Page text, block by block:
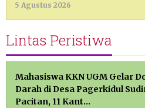
5 Agustus 2026
Lintas Peristiwa
Mahasiswa KKN UGM Gelar
Darah di Desa Pagerkidul
Pacitan, 11 Kant…